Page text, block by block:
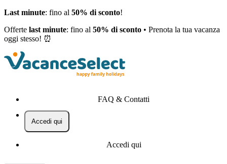
Last minute: fino al 50% di sconto!
Offerte last minute: fino al 50% di sconto • Prenota la tua vacanza
oggi stesso! ⏰
FAQ & Contatti
Accedi qui
Accedi qui